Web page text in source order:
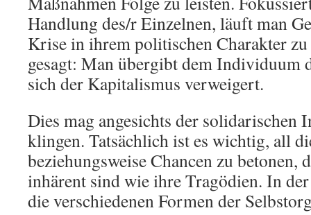
Handlung des/r Einzelnen, läuft man
Krise in ihrem politischen Charakter
gesagt: Man übergibt dem Individuum
sich der Kapitalismus verweigert.
Dies mag angesichts der solidarischen
klingen. Tatsächlich ist es wichtig, all
beziehungsweise Chancen zu betonen,
inhärent sind wie ihre Tragödien. In
die verschiedenen Formen der